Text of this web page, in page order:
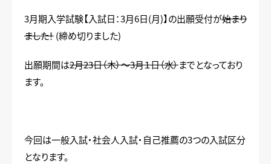
3月期入学試験【入試日：3月6日(月)】の出願受付が始まり
ました！(締め切りました)
出願期間は2月23日（木）～3月１日（水）までとなっており
ます。
今回は一般入試・社会人入試・自己推薦の3つの入試区分
となります。